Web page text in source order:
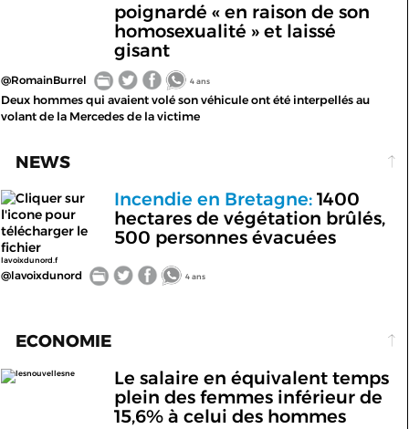
poignardé « en raison de son
homosexualité » et laissé
gisant
@RomainBurrel 4 ans
Deux hommes qui avaient volé son véhicule ont été interpellés au
volant de la Mercedes de la victime
NEWS
lavoixdunord.f
Incendie en Bretagne:1400
hectares de végétation brûlés,
500 personnes évacuées
@lavoixdunord 4 ans
ECONOMIE
lesnouvellesne
Le salaire en équivalent temps
plein des femmes inférieur de
15,6% à celui des hommes